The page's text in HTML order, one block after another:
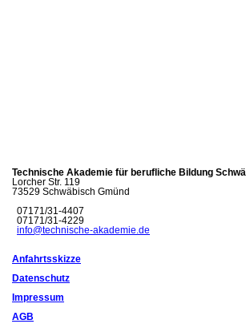
Technische Akademie für berufliche Bildung
Lorcher Str. 119
73529 Schwäbisch Gmünd
07171/31-4407
07171/31-4229
info@technische-akademie.de
Anfahrtsskizze
Datenschutz
Impressum
AGB